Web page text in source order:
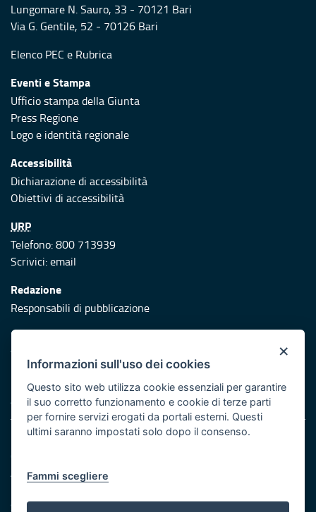
Lungomare N. Sauro, 33 - 70121 Bari
Via G. Gentile, 52 - 70126 Bari
Elenco PEC e Rubrica
Eventi e Stampa
Ufficio stampa della Giunta
Press Regione
Logo e identità regionale
Accessibilità
Dichiarazione di accessibilità
Obiettivi di accessibilità
URP
Telefono: 800 713939
Scrivici:email
Redazione
Responsabili di pubblicazione
Protezione civile
Vai al sito di Protezione Civile Puglia
Iniziativa finanziata con risorse del POR Puglia 2014/2020 -
Asse XI
Note legali
Cookie e privacy
Atti di notifica
Servizi Intranet
×
Informazioni sull'uso dei cookies
Questo sito web utilizza cookie essenziali per garantire
il suo corretto funzionamento e cookie di terze parti
per fornire servizi erogati da portali esterni. Questi
ultimi saranno impostati solo dopo il consenso.
Fammi scegliere